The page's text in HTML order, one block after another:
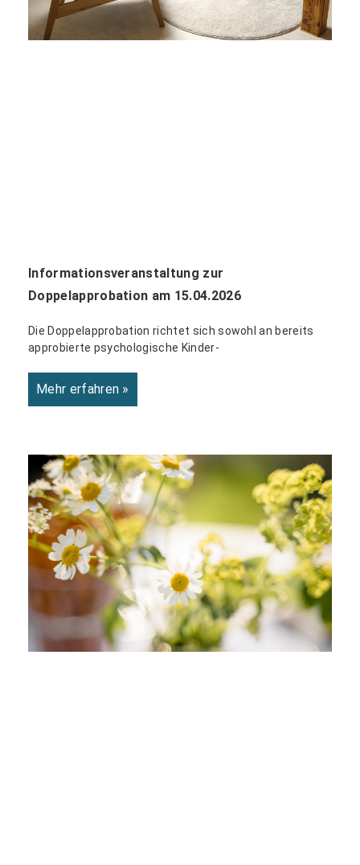
Informationsveranstaltung zur
Doppelapprobation am 15.04.2026
Die Doppelapprobation richtet sich sowohl an bereits
approbierte psychologische Kinder-
Mehr erfahren »